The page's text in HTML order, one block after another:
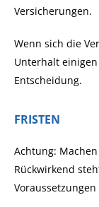
Versicherungen.
Wenn sich die
Unterhalt
Entscheidung.
FRISTEN
Achtung:
Rückwirkend